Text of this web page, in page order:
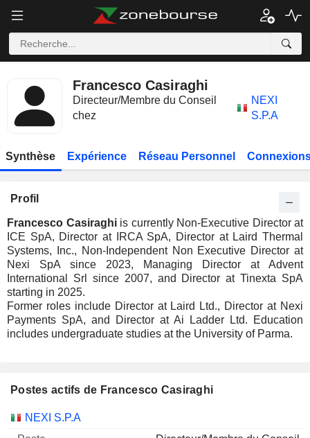
Francesco Casiraghi
Directeur/Membre du Conseil
chez
NEXI
S.P.A
Synthèse Expérience Réseau Personnel
Profil
Francesco Casiraghiis currently Non-Executive Director at
ICE SpA, Director at IRCA SpA, Director at Laird Thermal
Systems, Inc., Non-Independent Non Executive Director at
Nexi SpA since 2023, Managing Director at Advent
International Srl since 2007, and Director at Tinexta SpA
starting in 2025.
Former roles include Director at Laird Ltd., Director at Nexi
Payments SpA, and Director at Ai Ladder Ltd. Education
includes undergraduate studies at the University of Parma.
Postes actifs de Francesco Casiraghi
Sociétés Poste
NEXI S.P.A